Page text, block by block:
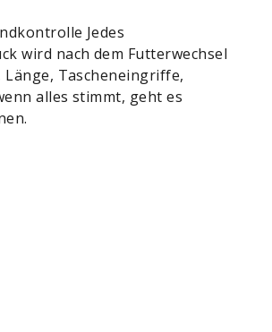
Jedes
wird nach dem Futterwechsel
Tascheneingriffe,
alles stimmt, geht es